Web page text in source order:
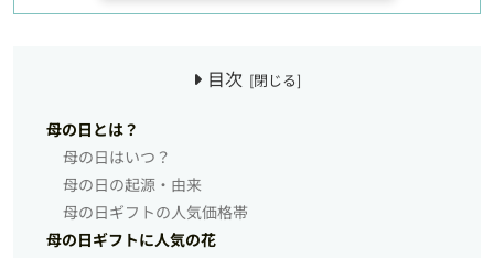
目次
母の日とは？
母の日はいつ？
母の日の起源・由来
母の日ギフトの人気価格帯
母の日ギフトに人気の花